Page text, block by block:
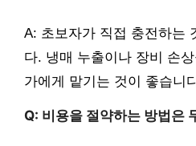
A: 초보자가 직접 충전하는
다. 냉매 누출이나 장비 손
가에게 맡기는 것이 좋습니
Q: 비용을 절약하는 방법은